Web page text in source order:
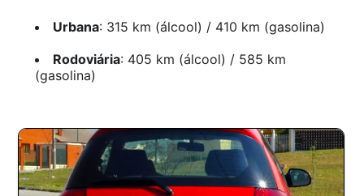
Urbana: 315 km (álcool) / 410 km (gasolina)
Rodoviária: 405 km (álcool) / 585 km
(gasolina)